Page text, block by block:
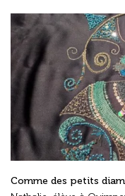
Comme des petits